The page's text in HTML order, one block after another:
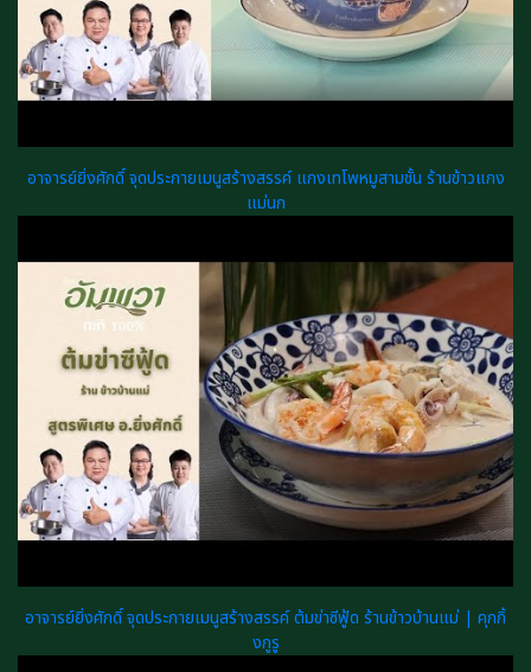
อาจารย์ยิ่งศักดิ์ จุดประกายเมนูสร้างสรรค์ แกงเทโพหมูสามชั้น ร้านข้าวแกง
แม่นก
อาจารย์ยิ่งศักดิ์ จุดประกายเมนูสร้างสรรค์ ต้มข่าซีฟู้ด ร้านข้าวบ้านแม่ | คุกกิ้
งกูรู